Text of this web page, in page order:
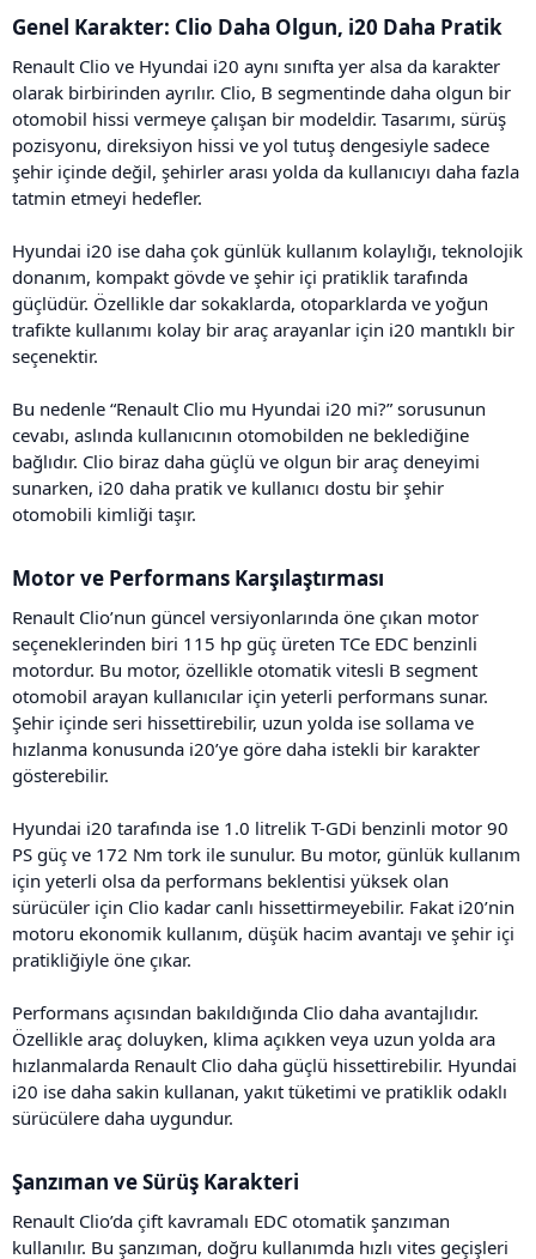
Genel Karakter: Clio Daha Olgun, i20 Daha Pratik​
Renault Clio ve Hyundai i20 aynı sınıfta yer alsa da karakter
olarak birbirinden ayrılır. Clio, B segmentinde daha olgun bir
otomobil hissi vermeye çalışan bir modeldir. Tasarımı, sürüş
pozisyonu, direksiyon hissi ve yol tutuş dengesiyle sadece
şehir içinde değil, şehirler arası yolda da kullanıcıyı daha fazla
tatmin etmeyi hedefler.
Hyundai i20 ise daha çok günlük kullanım kolaylığı, teknolojik
donanım, kompakt gövde ve şehir içi pratiklik tarafında
güçlüdür. Özellikle dar sokaklarda, otoparklarda ve yoğun
trafikte kullanımı kolay bir araç arayanlar için i20 mantıklı bir
seçenektir.
Bu nedenle “Renault Clio mu Hyundai i20 mi?” sorusunun
cevabı, aslında kullanıcının otomobilden ne beklediğine
bağlıdır. Clio biraz daha güçlü ve olgun bir araç deneyimi
sunarken, i20 daha pratik ve kullanıcı dostu bir şehir
otomobili kimliği taşır.
Motor ve Performans Karşılaştırması​
Renault Clio’nun güncel versiyonlarında öne çıkan motor
seçeneklerinden biri 115 hp güç üreten TCe EDC benzinli
motordur. Bu motor, özellikle otomatik vitesli B segment
otomobil arayan kullanıcılar için yeterli performans sunar.
Şehir içinde seri hissettirebilir, uzun yolda ise sollama ve
hızlanma konusunda i20’ye göre daha istekli bir karakter
gösterebilir.
Hyundai i20 tarafında ise 1.0 litrelik T-GDi benzinli motor 90
PS güç ve 172 Nm tork ile sunulur. Bu motor, günlük kullanım
için yeterli olsa da performans beklentisi yüksek olan
sürücüler için Clio kadar canlı hissettirmeyebilir. Fakat i20’nin
motoru ekonomik kullanım, düşük hacim avantajı ve şehir içi
pratikliğiyle öne çıkar.
Performans açısından bakıldığında Clio daha avantajlıdır.
Özellikle araç doluyken, klima açıkken veya uzun yolda ara
hızlanmalarda Renault Clio daha güçlü hissettirebilir. Hyundai
i20 ise daha sakin kullanan, yakıt tüketimi ve pratiklik odaklı
sürücülere daha uygundur.
Şanzıman ve Sürüş Karakteri​
Renault Clio’da çift kavramalı EDC otomatik şanzıman
kullanılır. Bu şanzıman, doğru kullanımda hızlı vites geçişleri